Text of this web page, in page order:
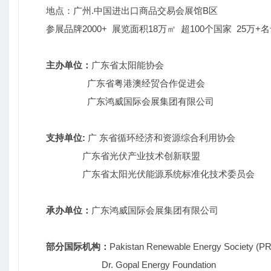
地点：广州.中国进出口商品交易会展馆B区
参展品牌2000+ 展览面积18万㎡ 超100个国家 25万+名
主办单位： 广东省太阳能协会
广东省粤港澳经贸合作促进会
广东鸿威国际会展集团有限公司
支持单位: 广 东省循环经济和资源综合利用协会
广东省光伏产业技术创新联盟
广东省太阳光伏能源系统标准化技术委员会
承办单位： 广东鸿威国际会展集团有限公司
部分国际机构： Pakistan Renewable Energy Society
Dr. Gopal Energy Foundation